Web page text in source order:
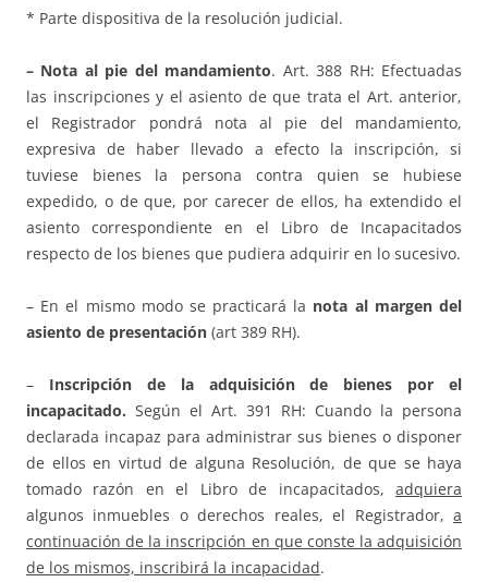
* Parte dispositiva de la resolución judicial.
– Nota al pie del mandamiento. Art. 388 RH: Efectuadas
las inscripciones y el asiento de que trata el Art. anterior,
el Registrador pondrá nota al pie del mandamiento,
expresiva de haber llevado a efecto la inscripción, si
tuviese bienes la persona contra quien se hubiese
expedido, o de que, por carecer de ellos, ha extendido el
asiento correspondiente en el Libro de Incapacitados
respecto de los bienes que pudiera adquirir en lo sucesivo.
– En el mismo modo se practicará la nota al margen del
asiento de presentación (art 389 RH).
– Inscripción de la adquisición de bienes por el
incapacitado. Según el Art. 391 RH: Cuando la persona
declarada incapaz para administrar sus bienes o disponer
de ellos en virtud de alguna Resolución, de que se haya
tomado razón en el Libro de incapacitados, adquiera
algunos inmuebles o derechos reales, el Registrador, a
continuación de la inscripción en que conste la adquisición
de los mismos, inscribirá la incapacidad.